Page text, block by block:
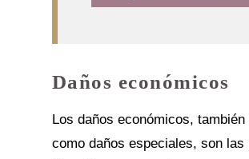
Daños económicos
Los daños económicos, también
como daños especiales, son las